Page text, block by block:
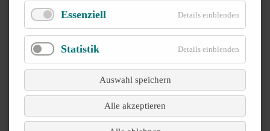
in wachsartigen Rohölemulsionen nutzen
Anwender den Dispersionsanalysator
LUMiSizer.
Zwei Literaturbeispiele werden im Webinar
TEASER ANSEHEN
Essenziell Details einblenden
Statistik Details einblenden
Auswahl speichern
Alle akzeptieren